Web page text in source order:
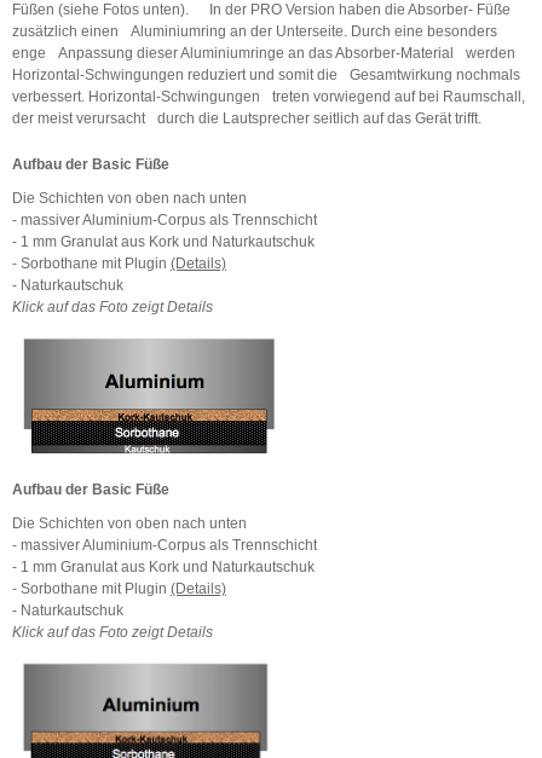
Füßen (siehe Fotos unten). In der PRO Version haben die Absorber- Füße
zusätzlich einen Aluminiumring an der Unterseite. Durch eine besonders
enge Anpassung dieser Aluminiumringe an das Absorber-Material werden
Horizontal-Schwingungen reduziert und somit die Gesamtwirkung nochmals
verbessert. Horizontal-Schwingungen treten vorwiegend auf bei Raumschall,
der meist verursacht durch die Lautsprecher seitlich auf das Gerät trifft.
Aufbau der Basic Füße
Die Schichten von oben nach unten
- massiver Aluminium-Corpus als Trennschicht
- 1 mm Granulat aus Kork und Naturkautschuk
- Sorbothane mit Plugin (Details)
- Naturkautschuk
Klick auf das Foto zeigt Details
Aufbau der Basic Füße
Die Schichten von oben nach unten
- massiver Aluminium-Corpus als Trennschicht
- 1 mm Granulat aus Kork und Naturkautschuk
- Sorbothane mit Plugin (Details)
- Naturkautschuk
Klick auf das Foto zeigt Details